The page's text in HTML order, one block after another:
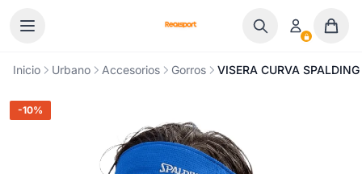
Inicio Urbano Accesorios Gorros VISERA CURVA
-10%